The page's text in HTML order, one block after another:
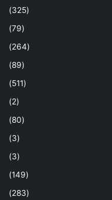
(325)
(79)
(264)
(89)
(511)
(2)
(80)
(3)
(3)
(149)
(283)